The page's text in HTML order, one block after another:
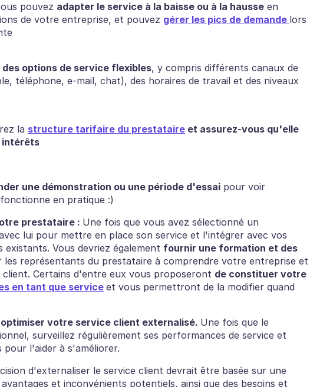
pouvez adapter le service à la baisse ou à la hausse en
de votre entreprise, et pouvez gérer les pics de demande lors
options de service flexibles, y compris différents canaux de
téléphone, e-mail, chat), des horaires de travail et des niveaux
la structure tarifaire du prestataire et assurez-vous qu'elle
intérêts
une démonstration ou une période d'essai pour voir
en pratique :)
prestataire : Une fois que vous avez sélectionné un
lui pour mettre en place son service et l'intégrer avec vos
existants. Vous devriez également fournir une formation et des
les représentants du prestataire à comprendre votre entreprise et
client. Certains d'entre eux vous proposeront
en tant que serviceet vous permettront de la modifier quand
votre service client externalisé. Une fois que le
surveillez régulièrement ses performances de service et
l'aider à s'améliorer.
d'externaliser le service client devrait être basée sur une
avantages et inconvénients potentiels, ainsi que des besoins et